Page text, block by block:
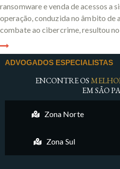
ransomware e venda de acessos a
operação, conduzida no âmbito de
combate ao cibercrime, resultou
ADVOGADOS ESPECIALISTAS
ENCONTRE OS
EM SÃO
Zona Norte
Zona Sul